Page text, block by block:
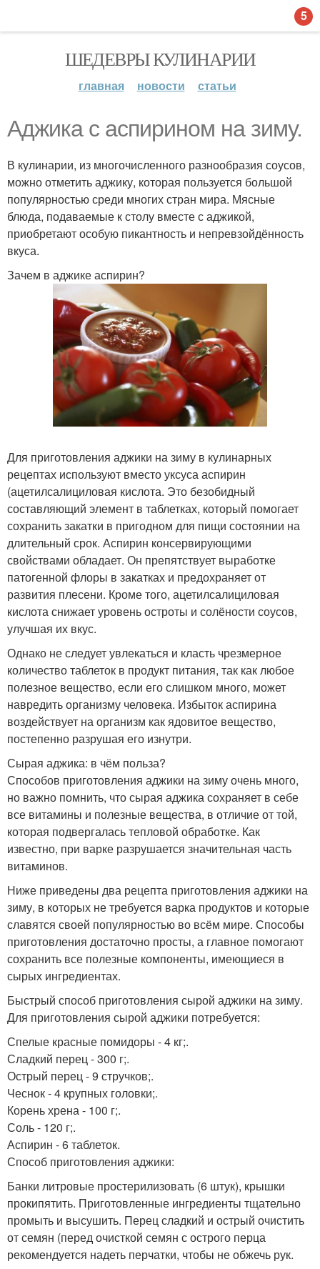
ШЕДЕВРЫ КУЛИНАРИИ
главная новости статьи
Аджика с аспирином на зиму.
В кулинарии, из многочисленного разнообразия соусов,
можно отметить аджику, которая пользуется большой
популярностью среди многих стран мира. Мясные
блюда, подаваемые к столу вместе с аджикой,
приобретают особую пикантность и непревзойдённость
вкуса.
Зачем в аджике аспирин?
Для приготовления аджики на зиму в кулинарных
рецептах используют вместо уксуса аспирин
(ацетилсалициловая кислота. Это безобидный
составляющий элемент в таблетках, который помогает
сохранить закатки в пригодном для пищи состоянии на
длительный срок. Аспирин консервирующими
свойствами обладает. Он препятствует выработке
патогенной флоры в закатках и предохраняет от
развития плесени. Кроме того, ацетилсалициловая
кислота снижает уровень остроты и солёности соусов,
улучшая их вкус.
Однако не следует увлекаться и класть чрезмерное
количество таблеток в продукт питания, так как любое
полезное вещество, если его слишком много, может
навредить организму человека. Избыток аспирина
воздействует на организм как ядовитое вещество,
постепенно разрушая его изнутри.
Сырая аджика: в чём польза?
Способов приготовления аджики на зиму очень много,
но важно помнить, что сырая аджика сохраняет в себе
все витамины и полезные вещества, в отличие от той,
которая подвергалась тепловой обработке. Как
известно, при варке разрушается значительная часть
витаминов.
Ниже приведены два рецепта приготовления аджики на
зиму, в которых не требуется варка продуктов и которые
славятся своей популярностью во всём мире. Способы
приготовления достаточно просты, а главное помогают
сохранить все полезные компоненты, имеющиеся в
сырых ингредиентах.
Быстрый способ приготовления сырой аджики на зиму.
Для приготовления сырой аджики потребуется:
Спелые красные помидоры - 4 кг;.
Сладкий перец - 300 г;.
Острый перец - 9 стручков;.
Чеснок - 4 крупных головки;.
Корень хрена - 100 г;.
Соль - 120 г;.
Аспирин - 6 таблеток.
Способ приготовления аджики:
Банки литровые простерилизовать (6 штук), крышки
прокипятить. Приготовленные ингредиенты тщательно
промыть и высушить. Перец сладкий и острый очистить
от семян (перед очисткой семян с острого перца
рекомендуется надеть перчатки, чтобы не обжечь рук.
5